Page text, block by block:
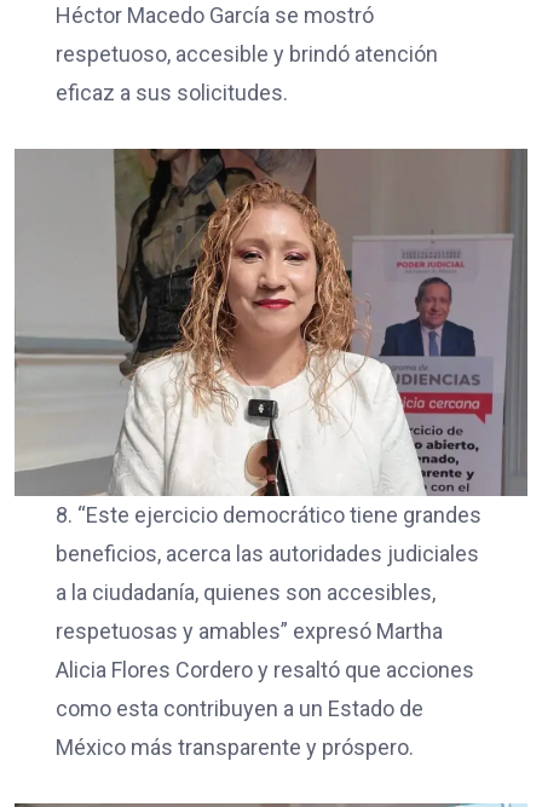
Héctor Macedo García se mostró
respetuoso, accesible y brindó atención
eficaz a sus solicitudes.
8. “Este ejercicio democrático tiene grandes
beneficios, acerca las autoridades judiciales
a la ciudadanía, quienes son accesibles,
respetuosas y amables” expresó Martha
Alicia Flores Cordero y resaltó que acciones
como esta contribuyen a un Estado de
México más transparente y próspero.